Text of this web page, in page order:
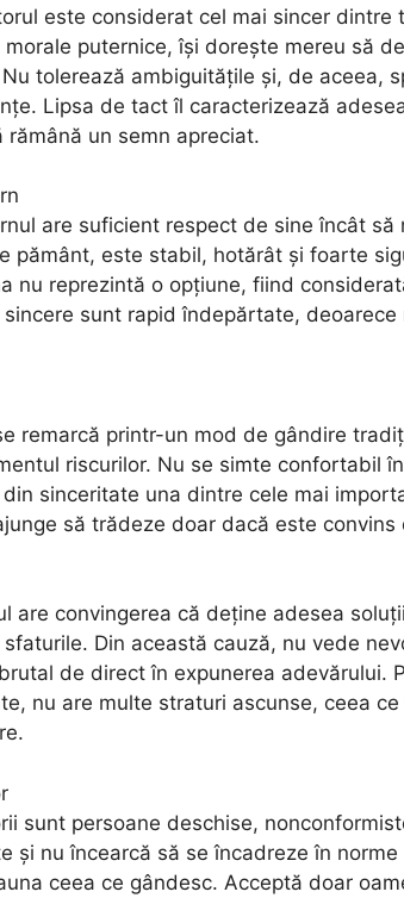
este considerat cel mai sincer
morale puternice, își dorește mereu să
tolerează ambiguitățile și, de aceea,
Lipsa de tact îl caracterizează
rămână un semn apreciat.
are suficient respect de sine încât
pământ, este stabil, hotărât și foarte
nu reprezintă o opțiune, fiind
sincere sunt rapid îndepărtate,
remarcă printr-un mod de gândire
riscurilor. Nu se simte confortabil
sinceritate una dintre cele mai
să trădeze doar dacă este
are convingerea că deține adesea
sfaturile. Din această cauză, nu vede
de direct în expunerea adevărului.
nu are multe straturi ascunse, ceea
sunt persoane deschise,
și nu încearcă să se încadreze în
ceea ce gândesc. Acceptă doar